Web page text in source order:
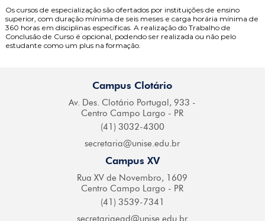
Os cursos de especialização são ofertados por instituições de ensino
superior, com duração mínima de seis meses e carga horária mínima de
360 horas em disciplinas específicas. A realização do Trabalho de
Conclusão de Curso é opcional, podendo ser realizada ou não pelo
estudante como um plus na formação.
Campus Clotário
Av. Des. Clotário Portugal, 933 -
Centro Campo Largo - PR
(41) 3032-4300
secretaria@unise.edu.br
Campus XV
Rua XV de Novembro, 1609
Centro Campo Largo - PR
(41) 3539-7341
secretariaead@unise.edu.br